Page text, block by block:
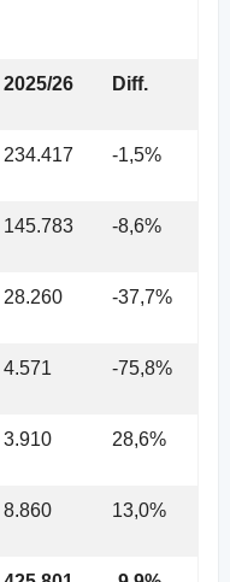
2025/26 Diff.
234.417 -1,5%
145.783 -8,6%
28.260 -37,7%
4.571 -75,8%
3.910 28,6%
8.860 13,0%